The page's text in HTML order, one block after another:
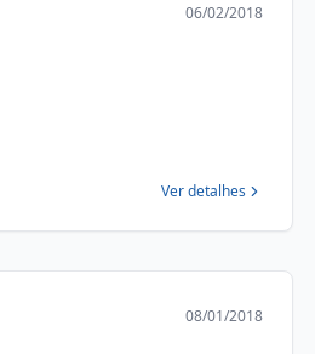
06/02/2018
Ver detalhes
08/01/2018